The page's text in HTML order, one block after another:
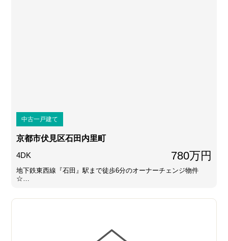
中古一戸建て
京都市伏見区石田内里町
4DK
780万円
地下鉄東西線『石田』駅まで徒歩6分のオーナーチェンジ物件
☆…